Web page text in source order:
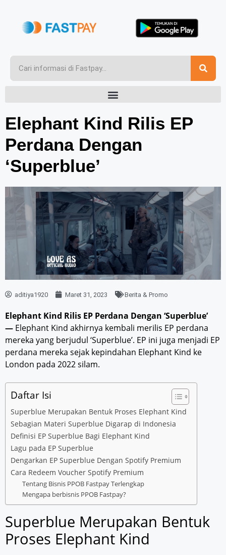
Elephant Kind Rilis EP
Perdana Dengan
‘Superblue’
aditiya1920 Maret 31, 2023 Berita & Promo
Elephant Kind Rilis EP Perdana Dengan ‘Superblue’
— Elephant Kind akhirnya kembali merilis EP perdana
mereka yang berjudul ‘Superblue’. EP ini juga menjadi EP
perdana mereka sejak kepindahan Elephant Kind ke
London pada 2022 silam.
Daftar Isi
Superblue Merupakan Bentuk Proses Elephant Kind
Sebagian Materi Superblue Digarap di Indonesia
Definisi EP Superblue Bagi Elephant Kind
Lagu pada EP Superblue
Dengarkan EP Superblue Dengan Spotify Premium
Cara Redeem Voucher Spotify Premium
Tentang Bisnis PPOB Fastpay Terlengkap
Mengapa berbisnis PPOB Fastpay?
Superblue Merupakan Bentuk
Proses Elephant Kind